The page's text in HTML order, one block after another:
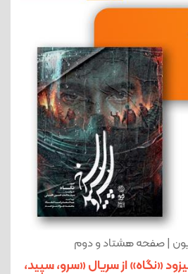
| صفحه هشتاد و دوم
«نگاه» از سریال «سرو، سپید،